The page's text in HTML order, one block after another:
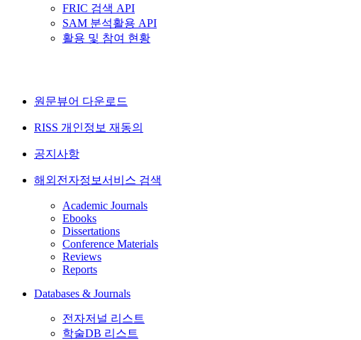
FRIC 검색 API
SAM 분석활용 API
활용 및 참여 현황
원문뷰어 다운로드
RISS 개인정보 재동의
공지사항
해외전자정보서비스 검색
Academic Journals
Ebooks
Dissertations
Conference Materials
Reviews
Reports
Databases & Journals
전자저널 리스트
학술DB 리스트